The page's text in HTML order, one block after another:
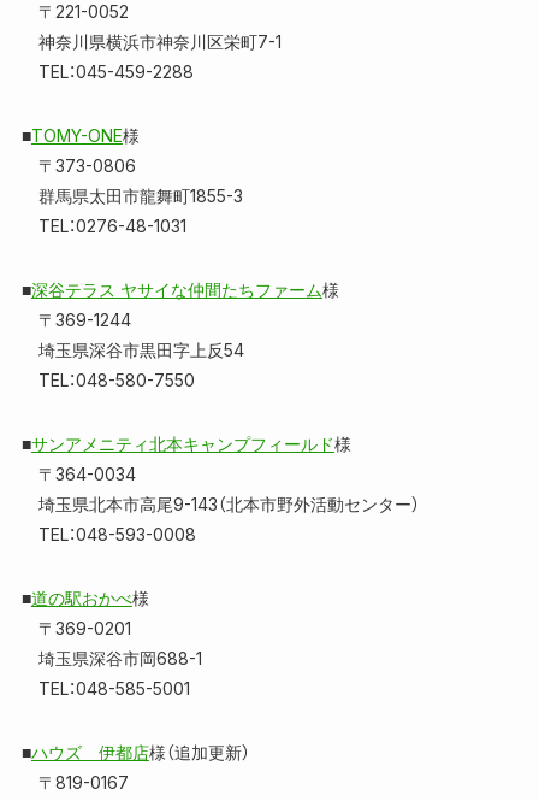
〒221-0052
神奈川県横浜市神奈川区栄町7-1
TEL：045-459-2288
■TOMY-ONE様
〒373-0806
群馬県太田市龍舞町1855-3
TEL：0276-48-1031
■深谷テラス ヤサイな仲間たちファーム様
〒369-1244
埼玉県深谷市黒田字上反54
TEL：048-580-7550
■サンアメニティ北本キャンプフィールド様
〒364-0034
埼玉県北本市高尾9-143（北本市野外活動センター）
TEL：048-593-0008
■道の駅おかべ様
〒369-0201
埼玉県深谷市岡688-1
TEL：048-585-5001
■ハウズ 伊都店様（追加更新）
〒819-0167